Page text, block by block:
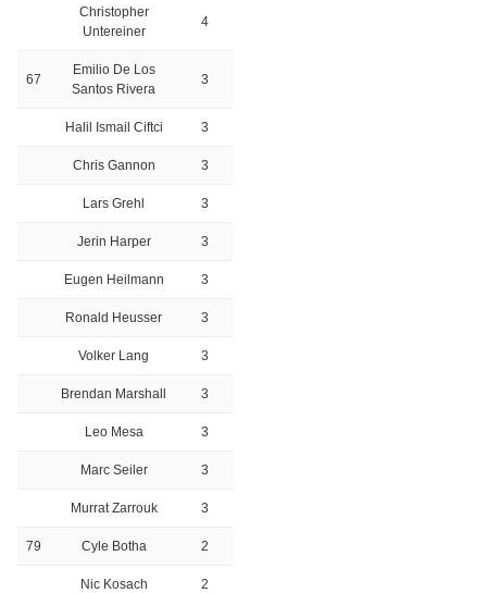
Christopher
Untereiner
4
67
Emilio De Los
Santos Rivera
3
Halil Ismail Ciftci 3
Chris Gannon 3
Lars Grehl 3
Jerin Harper 3
Eugen Heilmann 3
Ronald Heusser 3
Volker Lang 3
Brendan Marshall 3
Leo Mesa 3
Marc Seiler 3
Murrat Zarrouk 3
79 Cyle Botha 2
Nic Kosach 2